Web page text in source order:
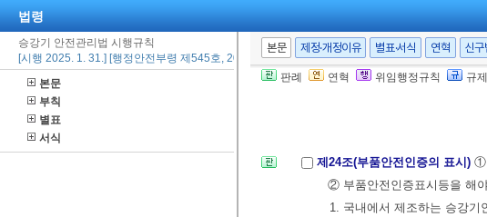
법령
승강기 안전관리법 시행규칙
[시행 2025. 1. 31.] [행정안전부령 제545호, 2025. 1. 24., 일부개정]
본문
부칙
별표
서식
본문 제정·개정이유 별표·서식 연혁 신구
판례 연혁 위임행정규칙 규제
4. 자체심사 수량
5. 자체심사 결과
[제목개정 2022. 2. 21.]
제24조(부품안전인증의 표시) ①
② 부품안전인증표시등을 해
1. 국내에서 제조하는 승강기